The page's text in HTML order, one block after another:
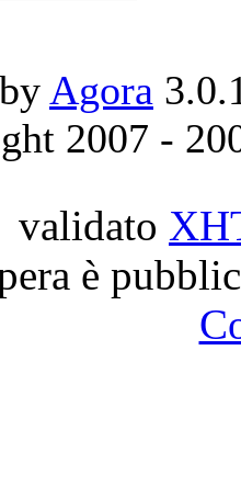
Agora
2007 -
validato
è